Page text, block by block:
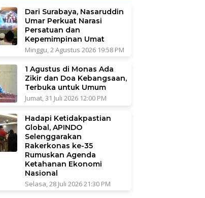
Dari Surabaya, Nasaruddin
Umar Perkuat Narasi
Persatuan dan
Kepemimpinan Umat
Minggu, 2 Agustus 2026 19:58 PM
1 Agustus di Monas Ada
Zikir dan Doa Kebangsaan,
Terbuka untuk Umum
Jumat, 31 Juli 2026 12:00 PM
Hadapi Ketidakpastian
Global, APINDO
Selenggarakan
Rakerkonas ke-35
Rumuskan Agenda
Ketahanan Ekonomi
Nasional
Selasa, 28 Juli 2026 21:30 PM